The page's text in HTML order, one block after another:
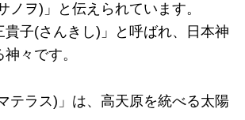
ノヲ)」と伝えられています。
貴子(さんきし)」と呼ばれ、日本神
々です。
テラス)」は、高天原を統べる太陽